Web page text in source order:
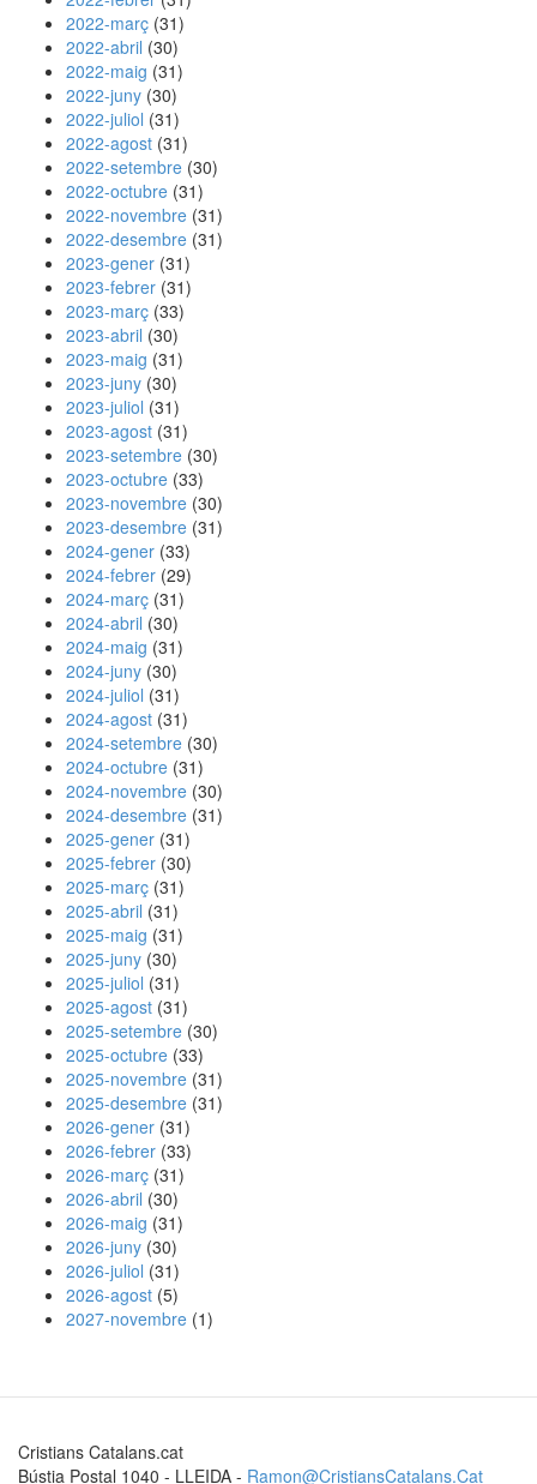
2022-març (31)
2022-abril (30)
2022-maig (31)
2022-juny (30)
2022-juliol (31)
2022-agost (31)
2022-setembre (30)
2022-octubre (31)
2022-novembre (31)
2022-desembre (31)
2023-gener (31)
2023-febrer (31)
2023-març (33)
2023-abril (30)
2023-maig (31)
2023-juny (30)
2023-juliol (31)
2023-agost (31)
2023-setembre (30)
2023-octubre (33)
2023-novembre (30)
2023-desembre (31)
2024-gener (33)
2024-febrer (29)
2024-març (31)
2024-abril (30)
2024-maig (31)
2024-juny (30)
2024-juliol (31)
2024-agost (31)
2024-setembre (30)
2024-octubre (31)
2024-novembre (30)
2024-desembre (31)
2025-gener (31)
2025-febrer (30)
2025-març (31)
2025-abril (31)
2025-maig (31)
2025-juny (30)
2025-juliol (31)
2025-agost (31)
2025-setembre (30)
2025-octubre (33)
2025-novembre (31)
2025-desembre (31)
2026-gener (31)
2026-febrer (33)
2026-març (31)
2026-abril (30)
2026-maig (31)
2026-juny (30)
2026-juliol (31)
2026-agost (5)
2027-novembre (1)
Cristians Catalans.cat
Bústia Postal 1040 - LLEIDA - Ramon@CristiansCatalans.Cat